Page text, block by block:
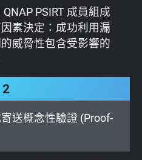
PSIRT 成員組成
素決定：成功利用漏
威脅性包含受影響的
2
送概念性驗證 (Proof-